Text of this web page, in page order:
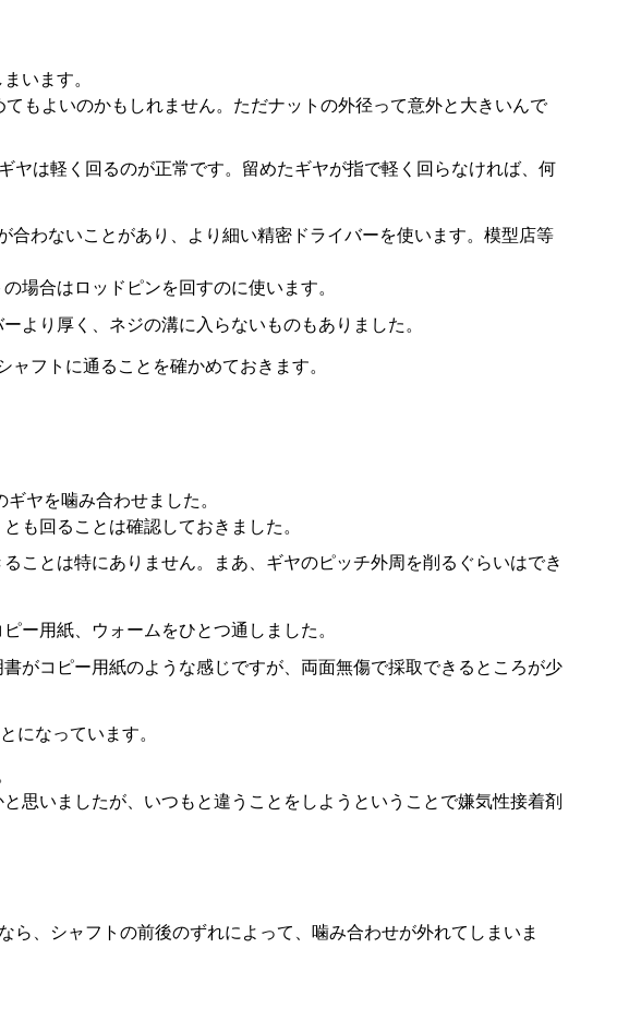
います。
もよいのかもしれません。ただナットの外径って意外と大きいんで
は軽く回るのが正常です。留めたギヤが指で軽く回らなければ、何
わないことがあり、より細い精密ドライバーを使います。模型店等
場合はロッドピンを回すのに使います。
より厚く、ネジの溝に入らないものもありました。
フトに通ることを確かめておきます。
ヤを噛み合わせました。
も回ることは確認しておきました。
ことは特にありません。まあ、ギヤのピッチ外周を削るぐらいはでき
ー用紙、ウォームをひとつ通しました。
がコピー用紙のような感じですが、両面無傷で採取できるところが少
になっています。
思いましたが、いつもと違うことをしようということで嫌気性接着剤
、シャフトの前後のずれによって、噛み合わせが外れてしまいま